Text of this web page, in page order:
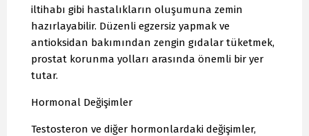
iltihabı gibi hastalıkların oluşumuna zemin
hazırlayabilir. Düzenli egzersiz yapmak ve
antioksidan bakımından zengin gıdalar tüketmek,
prostat korunma yolları arasında önemli bir yer
tutar.
Hormonal Değişimler
Testosteron ve diğer hormonlardaki değişimler,